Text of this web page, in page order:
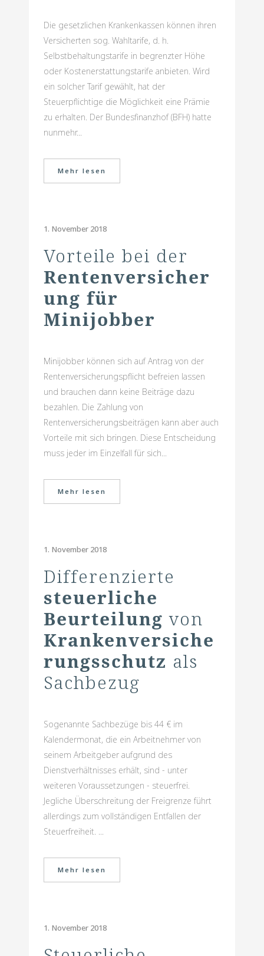
Die gesetzlichen Krankenkassen können ihren
Versicherten sog. Wahltarife, d. h.
Selbstbehaltungstarife in begrenzter Höhe
oder Kostenerstattungstarife anbieten. Wird
ein solcher Tarif gewählt, hat der
Steuerpflichtige die Möglichkeit eine Prämie
zu erhalten. Der Bundesfinanzhof (BFH) hatte
nunmehr...
Mehr lesen
1. November 2018
Vorteile bei der
Rentenversicher
ung für
Minijobber
Minijobber können sich auf Antrag von der
Rentenversicherungspflicht befreien lassen
und brauchen dann keine Beiträge dazu
bezahlen. Die Zahlung von
Rentenversicherungsbeiträgen kann aber auch
Vorteile mit sich bringen. Diese Entscheidung
muss jeder im Einzelfall für sich...
Mehr lesen
1. November 2018
Differenzierte
steuerliche
Beurteilung von
Krankenversiche
rungsschutz als
Sachbezug
Sogenannte Sachbezüge bis 44 € im
Kalendermonat, die ein Arbeitnehmer von
seinem Arbeitgeber aufgrund des
Dienstverhältnisses erhält, sind - unter
weiteren Voraussetzungen - steuerfrei.
Jegliche Überschreitung der Freigrenze führt
allerdings zum vollständigen Entfallen der
Steuerfreiheit. ...
Mehr lesen
1. November 2018